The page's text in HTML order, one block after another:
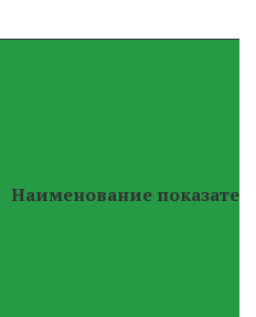
Наименование